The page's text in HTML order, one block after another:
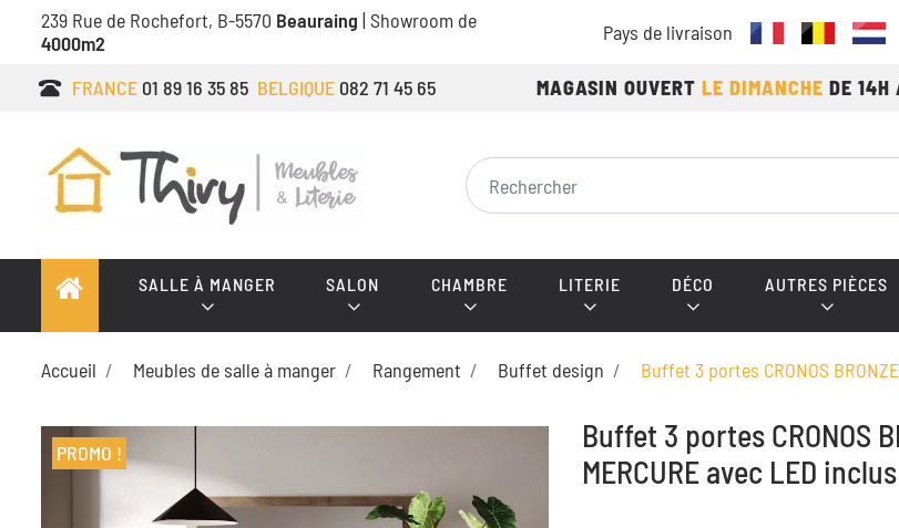
239 Rue de Rochefort, B-5570 Beauraing | Showroom de
4000m2
Pays de livraison
FRANCE 01 89 16 35 85 BELGIQUE 082 71 45 65 MAGASIN OUVERT LE DIMANCHE DE 14H
SALLE À MANGER SALON CHAMBRE LITERIE DÉCO AUTRES PIÈCES
Accueil Meubles de salle à manger Rangement Buffet design Buffet 3 portes CRONOS
PROMO !
Buffet 3 portes CRONOS
MERCURE avec LED inclus